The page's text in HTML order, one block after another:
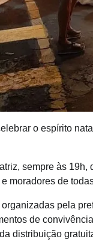
o espírito
sempre às
moradores de
pela
de
distribuição